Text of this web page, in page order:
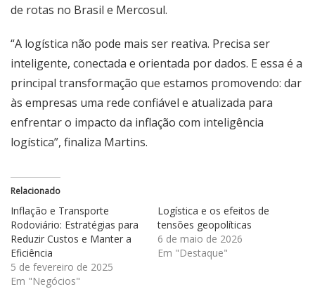
de rotas no Brasil e Mercosul.
“A logística não pode mais ser reativa. Precisa ser
inteligente, conectada e orientada por dados. E essa é a
principal transformação que estamos promovendo: dar
às empresas uma rede confiável e atualizada para
enfrentar o impacto da inflação com inteligência
logística”, finaliza Martins.
Relacionado
Inflação e Transporte
Rodoviário: Estratégias para
Reduzir Custos e Manter a
Eficiência
5 de fevereiro de 2025
Em "Negócios"
Logística e os efeitos de
tensões geopolíticas
6 de maio de 2026
Em "Destaque"